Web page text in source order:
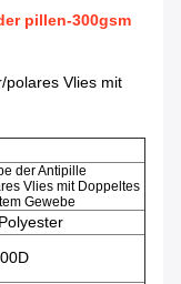
pillen-300gsm
polares Vlies mit
der Antipille
Vlies mit Doppeltes
Gewebe